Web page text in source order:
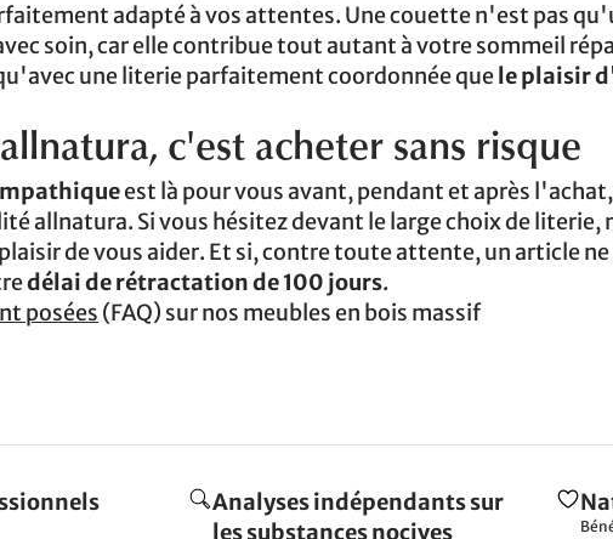
adapté à vos attentes. Une couette n'est pas
soin, car elle contribue tout autant à votre sommeil
une literie parfaitement coordonnée quele plaisir
c'est acheter sans risque
est là pour vous avant, pendant et après
allnatura. Si vous hésitez devant le large choix de literie,
de vous aider. Et si, contre toute attente, un article
délai de rétractation de 100 jours.
posées (FAQ) sur nos meubles en bois massif
Analyses indépendants sur
les substances nocives